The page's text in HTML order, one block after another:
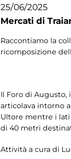
25/06/2025
Mercati di
Raccontiamo la
ricomposizione
Il Foro di Augusto,
articolava intorno
Ultore mentre i
di 40 metri
Attività a cura di